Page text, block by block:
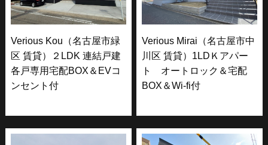
Verious Kou（名古屋市緑
区 賃貸）２LDK 連結戸建
各戸専用宅配BOX＆EVコ
ンセント付
Verious Mirai（名古屋市中
川区 賃貸）1LDＫアパー
ト オートロック＆宅配
BOX＆Wi-fi付